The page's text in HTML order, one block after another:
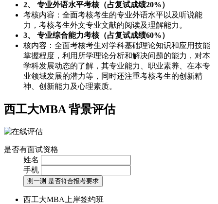
2、 专业外语水平考核（占复试成绩20%）
考核内容：全面考核考生的专业外语水平以及听说能
力，考核考生外文专业文献的阅读及理解能力。
3、 专业综合能力考核（占复试成绩60%）
核内容：全面考核考生对学科基础理论知识和应用技能
掌握程度，利用所学理论分析和解决问题的能力，对本
学科发展动态的了解，其专业能力、职业素养、在本专
业领域发展的潜力等，同时还注重考核考生的创新精
神、创新能力及心理素质。
西工大MBA 背景评估
是否有面试资格
姓名
手机
测一测 是否符合报考要求
西工大MBA上岸签约班